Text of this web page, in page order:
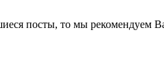
посты, то мы рекомендуем